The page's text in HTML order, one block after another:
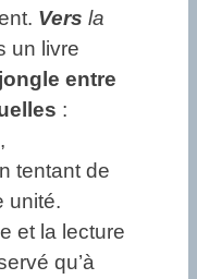
Vers la
un livre
jongle entre
:
tentant de
unité.
et la lecture
qu’à